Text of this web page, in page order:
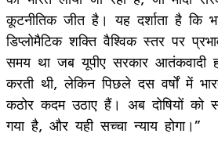
कूटनीतिक जीत है। यह दर्शाता है कि
डिप्लोमैटिक शक्ति वैश्विक स्तर पर
समय था जब यूपीए सरकार आतंकवादी
करती थी, लेकिन पिछले दस वर्षों में
कठोर कदम उठाए हैं। अब दोषियों
गया है, और यही सच्चा न्याय होगा।”